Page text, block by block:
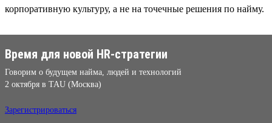
корпоративную культуру, а не на точечные решения по найму.
Время для новой HR-стратегии
Говорим о будущем найма, людей и технологий
2 октября в TAU (Москва)
Зарегистрироваться